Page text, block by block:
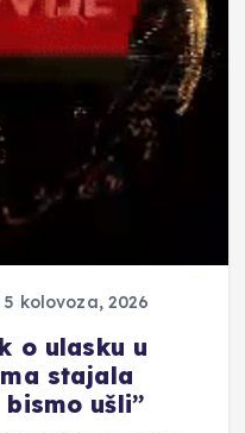
5 kolovoza, 2026
o ulasku u
stajala
ušli”